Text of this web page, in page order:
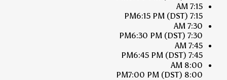
7:15 AM
7:15 PM
6:15 PM (DST)
7:30 AM
7:30 PM
6:30 PM (DST)
7:45 AM
7:45 PM
6:45 PM (DST)
8:00 AM
8:00 PM
7:00 PM (DST)